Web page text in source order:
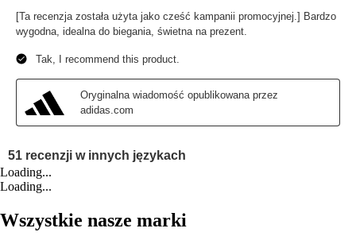
Loading...
Loading...
Wszystkie nasze marki